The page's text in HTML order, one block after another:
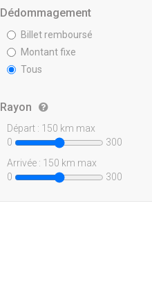
Dédommagement
Billet remboursé
Montant fixe
Tous
Rayon
Départ : 150 km max
0
300
Arrivée : 150 km max
0
300